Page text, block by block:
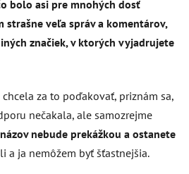
bolo asi pre mnohých dosť
strašne veľa správ a komentárov,
značiek, v ktorých vyjadrujete
za to poďakovať, priznám sa,
nečakala, ale samozrejme
nebude prekážkou a ostanete
a ja nemôžem byť šťastnejšia.